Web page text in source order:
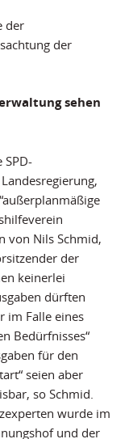
der
der
sehen
SPD-
von Nils Schmid,
der
keinerlei
dürften
im Falle eines
Bedürfnisses“
für den
seien aber
so Schmid.
wurde im
und der